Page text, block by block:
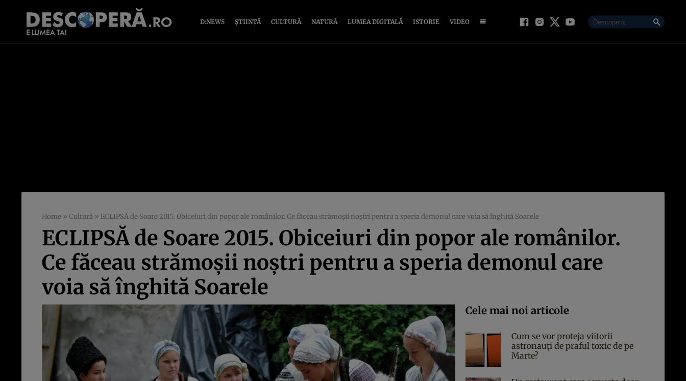
D:NEWS ȘTIINȚĂ CULTURĂ NATURĂ LUMEA DIGITALĂ ISTORIE VIDEO
Home » Cultură » ECLIPSĂ de Soare 2015. Obiceiuri din popor ale românilor. Ce făceau strămoşii noştri pentru a speria demonul care voia să înghită Soarele
ECLIPSĂ de Soare 2015. Obiceiuri din popor ale românilor.
Ce făceau strămoşii noştri pentru a speria demonul care
voia să înghită Soarele
Cele mai noi articole
Cum se vor proteja viitorii
astronauți de praful toxic de pe
Marte?